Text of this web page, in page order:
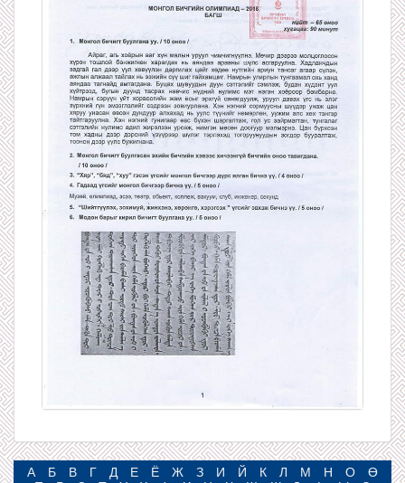
А Б В Г Д Е Ё Ж З И Й К Л М Н О
Ө